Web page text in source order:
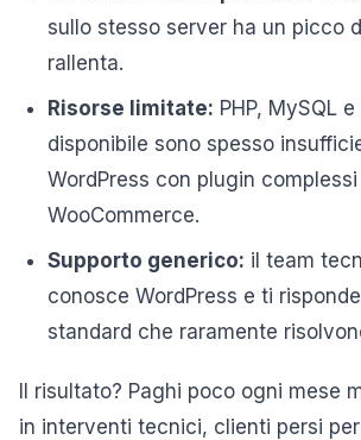
sullo stesso server ha un picco
rallenta.
Risorse limitate: PHP, MySQL
disponibile sono spesso
WordPress con plugin
WooCommerce.
Supporto generico: il team
conosce WordPress e ti
standard che raramente
Il risultato? Paghi poco ogni mese
in interventi tecnici, clienti persi